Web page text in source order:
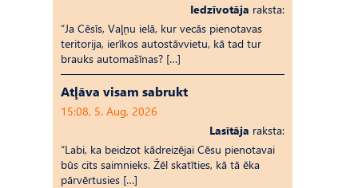
Iedzīvotāja raksta:
“Ja Cēsīs, Vaļņu ielā, kur vecās pienotavas
teritorija, ierīkos autostāvvietu, kā tad tur
brauks automašīnas? […]
Atļāva visam sabrukt
15:08, 5. Aug, 2026
Lasītāja raksta:
“Labi, ka beidzot kādreizējai Cēsu pienotavai
būs cits saimnieks. Žēl skatīties, kā tā ēka
pārvērtusies […]